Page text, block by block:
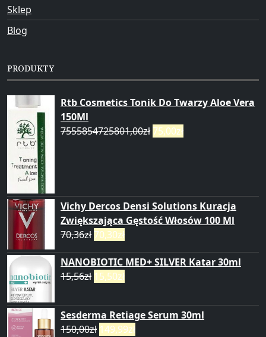
Sklep
Blog
PRODUKTY
Rtb Cosmetics Tonik Do Twarzy Aloe Vera
150Ml
7555854725801,00zł 75,00zł
Vichy Dercos Densi Solutions Kuracja
Zwiększająca Gęstość Włosów 100 Ml
70,36zł 70,30zł
NANOBIOTIC MED+ SILVER Katar 30ml
15,56zł 15,50zł
Sesderma Retiage Serum 30ml
150,00zł 149,99zł